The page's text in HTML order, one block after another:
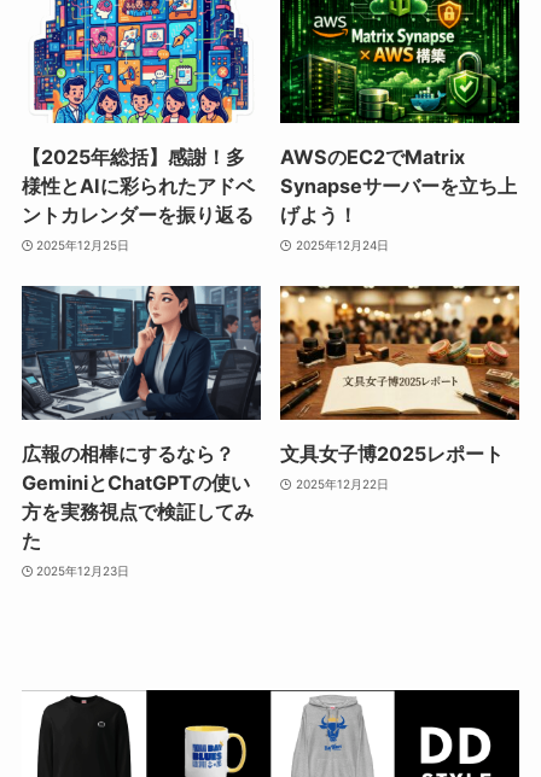
【2025年総括】感謝！多
様性とAIに彩られたアドベ
ントカレンダーを振り返る
2025年12月25日
AWSのEC2でMatrix
Synapseサーバーを立ち上
げよう！
2025年12月24日
広報の相棒にするなら？
GeminiとChatGPTの使い
方を実務視点で検証してみ
た
2025年12月23日
文具女子博2025レポート
2025年12月22日